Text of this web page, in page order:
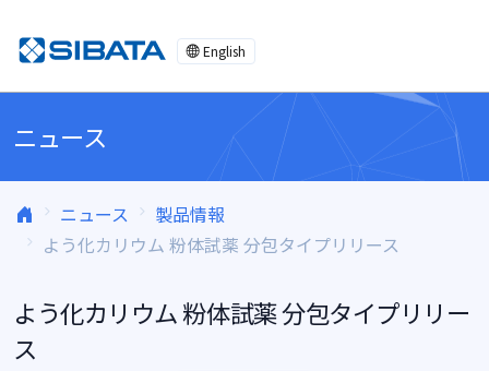
English
ニュース
ニュース
製品情報
よう化カリウム 粉体試薬 分包タイプリリース
よう化カリウム 粉体試薬 分包タイプリリー
ス